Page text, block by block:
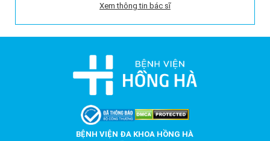
Xem thông tin bác sĩ
BỆNH VIỆN ĐA KHOA HỒNG HÀ